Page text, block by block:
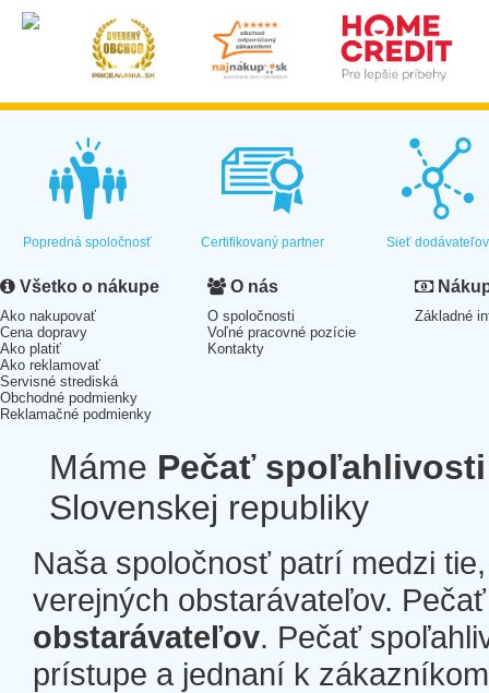
Popredná spoločnosť Certifikovaný partner Sieť dodávateľov
Všetko o nákupe
Ako nakupovať
Cena dopravy
Ako platiť
Ako reklamovať
Servisné strediská
Obchodné podmienky
Reklamačné podmienky
O nás
O spoločnosti
Voľné pracovné pozície
Kontakty
Základné
Máme Pečať spoľahlivosti
Slovenskej republiky
Naša spoločnosť patrí medzi
verejných obstarávateľov.
obstarávateľov. Pečať
prístupe a jednaní k